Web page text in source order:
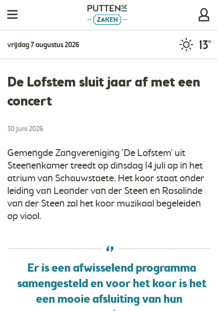
vrijdag 7 augustus 2026 13°
De Lofstem sluit jaar af met een
concert
30 juni 2026
​Gemengde Zangvereniging ‘De Lofstem’ uit
Steenenkamer treedt op dinsdag 14 juli op in het
atrium van Schauwstaete. Het koor staat onder
leiding van Leander van der Steen en Rosalinde
van der Steen zal het koor muzikaal begeleiden
op viool.
Er is een afwisselend programma
samengesteld en voor het koor is het
een mooie afsluiting van hun